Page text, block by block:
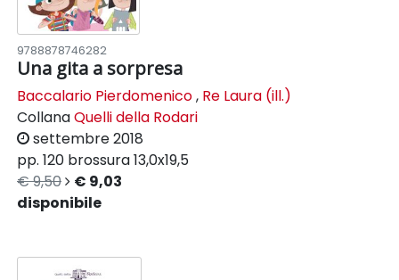
9788878746282
Una gita a sorpresa
Baccalario Pierdomenico, Re Laura (ill.)
CollanaQuelli della Rodari
settembre 2018
pp. 120 brossura13,0x19,5
€ 9,50
€ 9,03
disponibile